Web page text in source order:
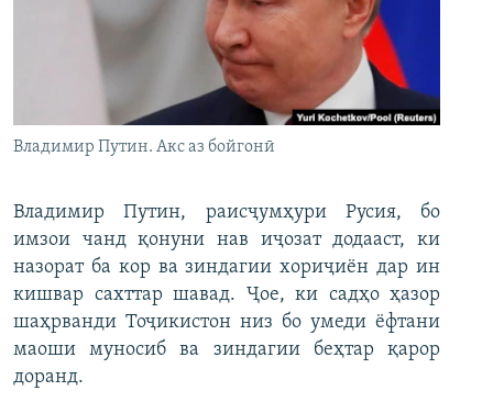
Владимир Путин. Акс аз бойгонӣ
Владимир Путин, раисҷумҳури Русия, бо
имзои чанд қонуни нав иҷозат додааст, ки
назорат ба кор ва зиндагии хориҷиён дар ин
кишвар сахттар шавад. Ҷое, ки садҳо ҳазор
шаҳрванди Тоҷикистон низ бо умеди ёфтани
маоши муносиб ва зиндагии беҳтар қарор
доранд.